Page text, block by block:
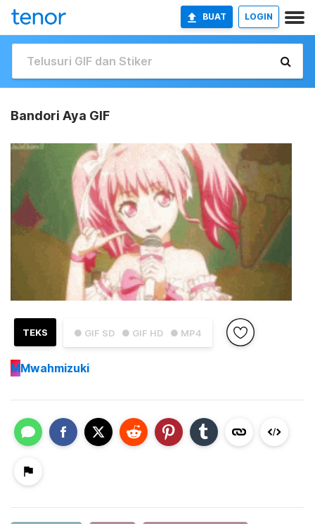
BUAT LOGIN
Bandori Aya GIF
● GIF SD ● GIF HD ● MP4
TEKS
MMwahmizuki